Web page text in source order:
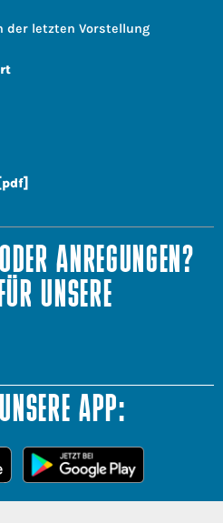
der letzten Vorstellung
ANREGUNGEN?
UNSERE
APP: